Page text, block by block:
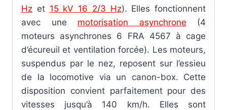
Hz et 15 kV 16 2/3 Hz). Elles fonctionnent
avec une motorisation asynchrone (4
moteurs asynchrones 6 FRA 4567 à cage
d’écureuil et ventilation forcée). Les moteurs,
suspendus par le nez, reposent sur l’essieu
de la locomotive via un canon-box. Cette
disposition convient parfaitement pour des
vitesses jusqu’à 140 km/h. Elles sont